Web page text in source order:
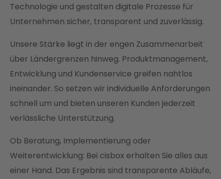
Technologie und gestalten digitale Prozesse für
Unternehmen sicher, transparent und zuverlässig.
Unsere Stärke liegt in der engen Zusammenarbeit
über Ländergrenzen hinweg. Produktmanagement,
Entwicklung und Kundenservice greifen nahtlos
ineinander. So setzen wir individuelle Anforderungen
schnell um und bieten unseren Kunden jederzeit
verlässliche Unterstützung.
Ob Beratung, Implementierung oder
Weiterentwicklung: Bei cisbox erhalten Sie alles aus
einer Hand. Das Ergebnis sind transparente Abläufe,